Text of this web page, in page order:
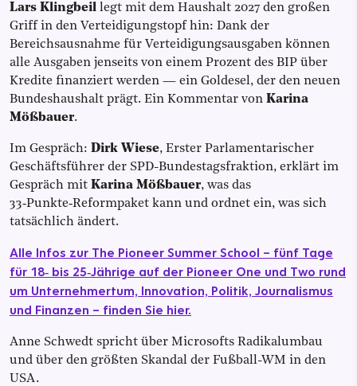
Lars Klingbeil legt mit dem Haushalt 2027 den großen
Griff in den Verteidigungstopf hin: Dank der
Bereichsausnahme für Verteidigungsausgaben können
alle Ausgaben jenseits von einem Prozent des BIP über
Kredite finanziert werden — ein Goldesel, der den neuen
Bundeshaushalt prägt. Ein Kommentar von Karina
Mößbauer.
Im Gespräch: Dirk Wiese, Erster Parlamentarischer
Geschäftsführer der SPD-Bundestagsfraktion, erklärt im
Gespräch mit Karina Mößbauer, was das
33‑Punkte‑Reformpaket kann und ordnet ein, was sich
tatsächlich ändert.
Alle Infos zur The Pioneer Summer School – fünf Tage
für 18‑ bis 25‑Jährige auf der Pioneer One und Two rund
um Unternehmertum, Innovation, Politik, Journalismus
und Finanzen – finden Sie hier.
Anne Schwedt spricht über Microsofts Radikalumbau
und über den größten Skandal der Fußball-WM in den
USA.